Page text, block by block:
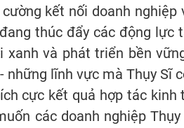
kết nối doanh
thúc đẩy các động lực
xanh và phát triển bền
những lĩnh vực mà Thụy Sĩ
cực kết quả hợp tác kinh
các doanh nghiệp